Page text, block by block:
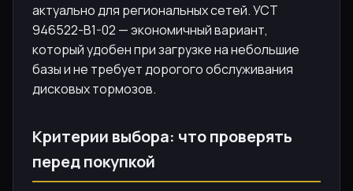
актуально для региональных сетей. УСТ
946522-B1-02 — экономичный вариант,
который удобен при загрузке на небольшие
базы и не требует дорогого обслуживания
дисковых тормозов.
Критерии выбора: что проверять
перед покупкой